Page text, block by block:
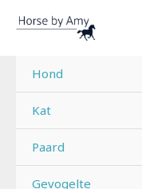
naar
inhoudHond
Kat
Paard
Gevogelte